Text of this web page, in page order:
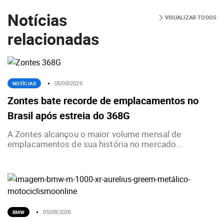
Notícias
relacionadas
VISUALIZAR TODOS
NOTÍCIAS 05/08/2026
Zontes bate recorde de emplacamentos no
Brasil após estreia do 368G
A Zontes alcançou o maior volume mensal de
emplacamentos de sua história no mercado...
BMW 05/08/2026